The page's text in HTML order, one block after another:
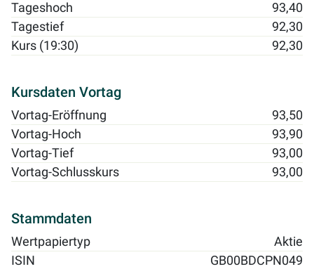
Tageshoch
93,40
Tagestief
92,30
Kurs (19:30)
92,30
Kursdaten Vortag
Vortag-Eröffnung
93,50
Vortag-Hoch
93,90
Vortag-Tief
93,00
Vortag-Schlusskurs
93,00
Stammdaten
Wertpapiertyp
Aktie
ISIN
GB00BDCPN049